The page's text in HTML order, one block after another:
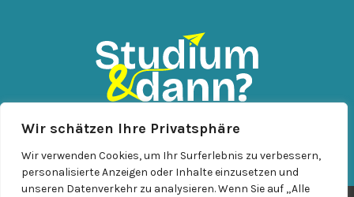
Wir schätzen Ihre Privatsphäre
Wir verwenden Cookies, um Ihr Surferlebnis zu verbessern,
personalisierte Anzeigen oder Inhalte einzusetzen und
unseren Datenverkehr zu analysieren. Wenn Sie auf „Alle